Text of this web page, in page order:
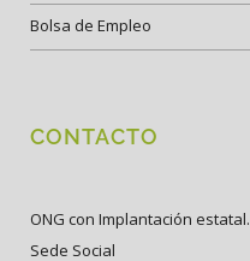
Bolsa de Empleo
CONTACTO
ONG con Implantación estatal.
Sede Social